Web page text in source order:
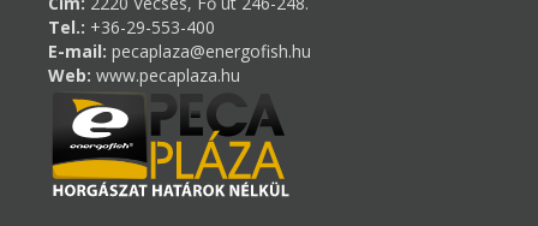
Tel.: +36-29-553-400
E-mail: pecaplaza@energofish.hu
Web: www.pecaplaza.hu